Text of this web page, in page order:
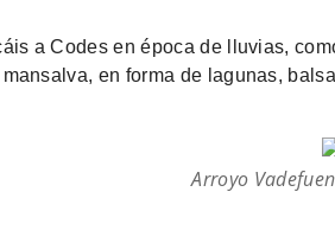
a Codes en época de lluvias,
en forma de lagunas,
Arroyo